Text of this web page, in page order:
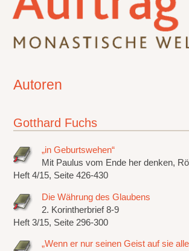
Autoren
Gotthard Fuchs
„in Geburtswehen“
Mit Paulus vom Ende her denken,
Heft 4/15, Seite 426-430
Die Währung des Glaubens
2. Korintherbrief 8-9
Heft 3/15, Seite 296-300
„Wenn er nur seinen Geist auf sie